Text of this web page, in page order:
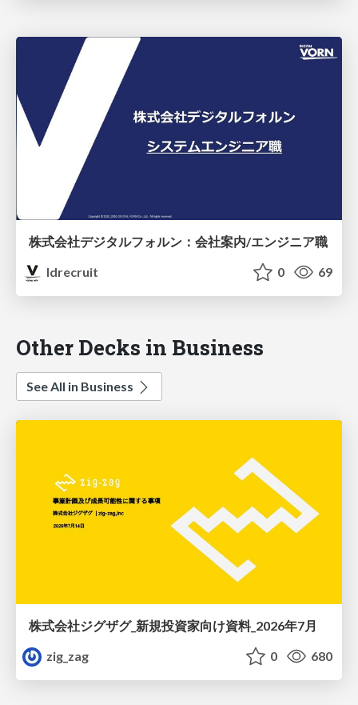
株式会社デジタルフォルン：会社案内/エンジニア職
ldrecruit
0 69
Other Decks in Business
See All in Business
株式会社ジグザグ_新規投資家向け資料_2026年7月
zig_zag
0 680